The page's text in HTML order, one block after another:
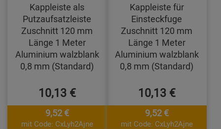
Kappleiste als
Putzaufsatzleiste
Zuschnitt 120 mm
Länge 1 Meter
Aluminium walzblank
0,8 mm (Standard)
10,13 €
9,52 €
mit Code: CxLyh2Ajne
Kappleiste für
Einsteckfuge
Zuschnitt 120 mm
Länge 1 Meter
Aluminium walzblank
0,8 mm (Standard)
10,13 €
9,52 €
mit Code: CxLyh2Ajne